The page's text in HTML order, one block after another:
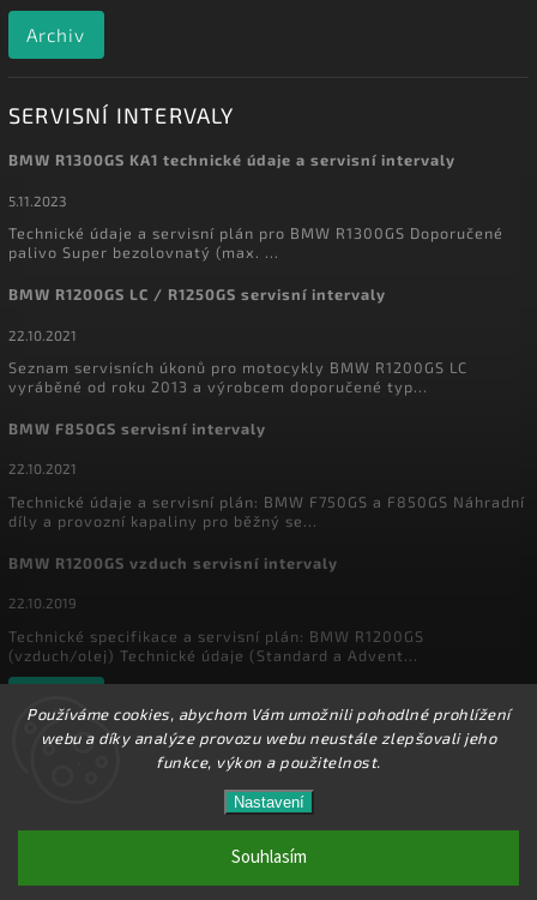
Používáme cookies, abychom Vám umožnili pohodlné prohlížení
webu a díky analýze provozu webu neustále zlepšovali jeho
funkce, výkon a použitelnost.
Nastavení
Souhlasím
Ve dnech 1.8. - 16.8. 2026 máme zavřeno. Eshop
zůstává v provozu, objednávky budeme zpracovávat
17.8.2026. Děkujeme za pochopení.
Archiv
SERVISNÍ INTERVALY
BMW R1300GS KA1 technické údaje a servisní intervaly
5.11.2023
Technické údaje a servisní plán pro BMW R1300GS Doporučené
palivo Super bezolovnatý (max. ...
BMW R1200GS LC / R1250GS servisní intervaly
22.10.2021
Seznam servisních úkonů pro motocykly BMW R1200GS LC
vyráběné od roku 2013 a výrobcem doporučené typ...
BMW F850GS servisní intervaly
22.10.2021
Technické údaje a servisní plán: BMW F750GS a F850GS Náhradní
díly a provozní kapaliny pro běžný se...
BMW R1200GS vzduch servisní intervaly
22.10.2019
Technické specifikace a servisní plán: BMW R1200GS
(vzduch/olej) Technické údaje (Standard a Advent...
MyEnduro . Všechna práva vyhrazena.
Upravit nastavení cookies